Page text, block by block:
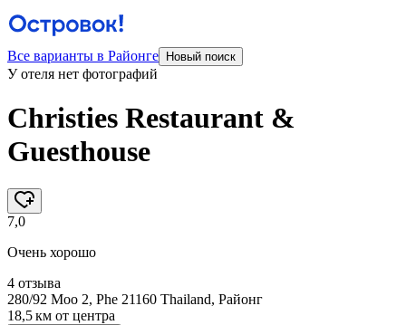
Все варианты в Районге Новый поиск
У отеля нет фотографий
Christies Restaurant &
Guesthouse
7,0
Очень хорошо
4 отзыва
280/92 Moo 2, Phe 21160 Thailand, Районг
18,5 км от центра